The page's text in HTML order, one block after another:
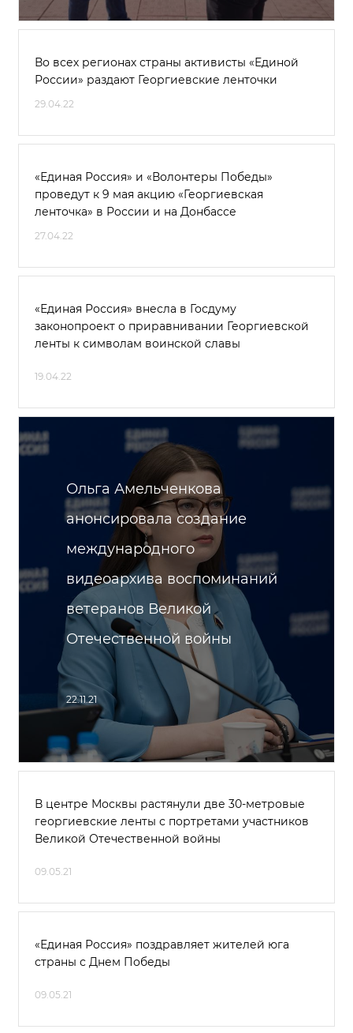
Во всех регионах страны активисты «Единой
России» раздают Георгиевские ленточки
29.04.22
«Единая Россия» и «Волонтеры Победы»
проведут к 9 мая акцию «Георгиевская
ленточка» в России и на Донбассе
27.04.22
«Единая Россия» внесла в Госдуму
законопроект о приравнивании Георгиевской
ленты к символам воинской славы
19.04.22
Ольга Амельченкова
анонсировала создание
международного
видеоархива воспоминаний
ветеранов Великой
Отечественной войны
22.11.21
В центре Москвы растянули две 30-метровые
георгиевские ленты с портретами участников
Великой Отечественной войны
09.05.21
«Единая Россия» поздравляет жителей юга
страны с Днем Победы
09.05.21